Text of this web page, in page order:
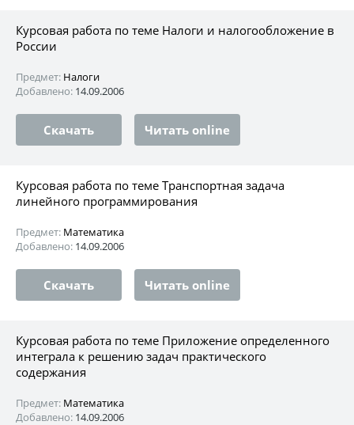
Курсовая работа по теме Налоги и налогообложение в
России
Предмет: Налоги
Добавлено: 14.09.2006
Скачать Читать online
Курсовая работа по теме Транспортная задача
линейного программирования
Предмет: Математика
Добавлено: 14.09.2006
Скачать Читать online
Курсовая работа по теме Приложение определенного
интеграла к решению задач практического
содержания
Предмет: Математика
Добавлено: 14.09.2006